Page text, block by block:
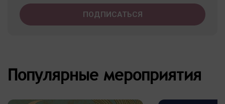
Популярные мероприятия